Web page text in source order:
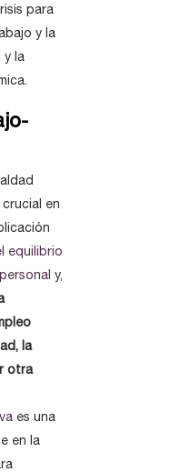
para
y la
y la
en
equilibrio
y,
la
otra
es una
en la